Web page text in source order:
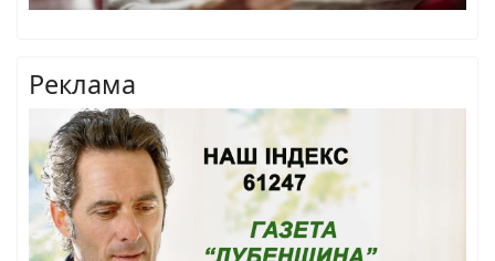
Реклама